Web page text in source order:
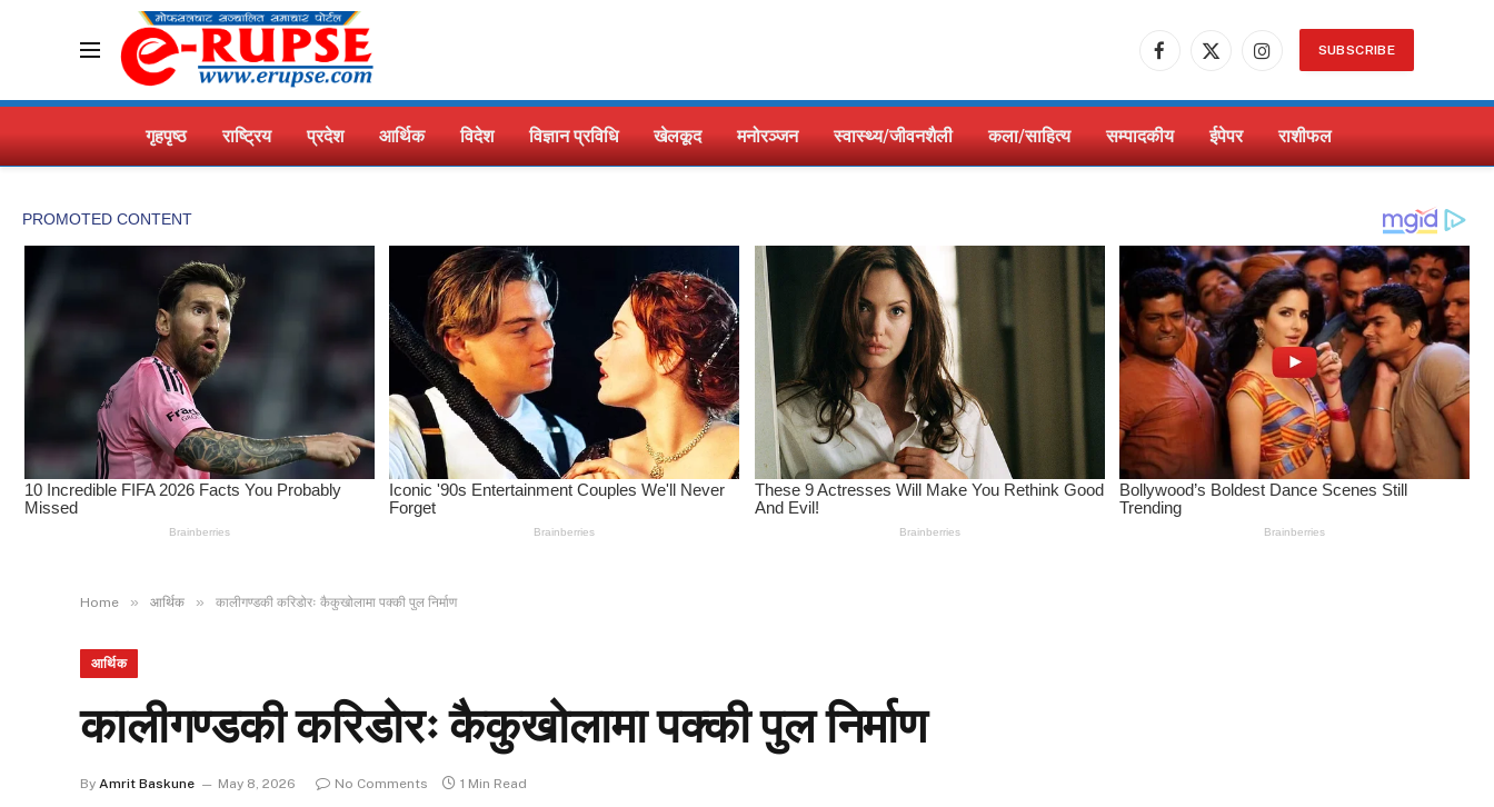
Facebook
X
Instagram
SUBSCRIBE
गृहपृष्ठ राष्ट्रिय प्रदेश आर्थिक विदेश विज्ञान प्रविधि खेलकूद मनोरञ्जन स्वास्थ्य/जीवनशैली कला/साहित्य सम्पादकीय ईपेपर राशीफल
Home » आर्थिक » कालीगण्डकी करिडोरः कैकुखोलामा पक्की पुल निर्माण
आर्थिक
कालीगण्डकी करिडोरः कैकुखोलामा पक्की पुल निर्माण
By Amrit Baskune May 8, 2026 No Comments 1 Min Read